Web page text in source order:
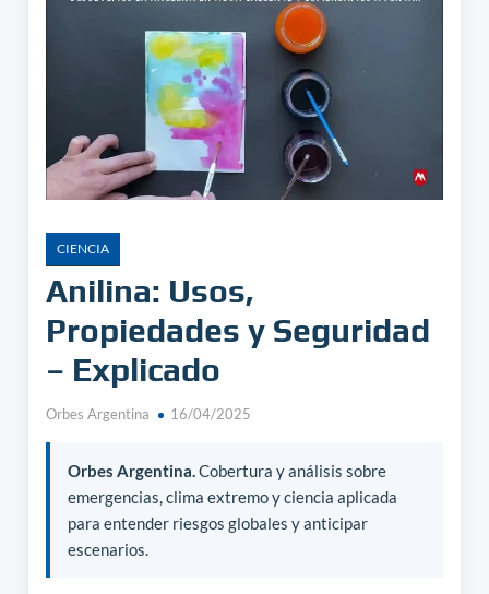
CIENCIA
Anilina: Usos,
Propiedades y Seguridad
– Explicado
Orbes Argentina 16/04/2025
Orbes Argentina.Cobertura y análisis sobre
emergencias, clima extremo y ciencia aplicada
para entender riesgos globales y anticipar
escenarios.